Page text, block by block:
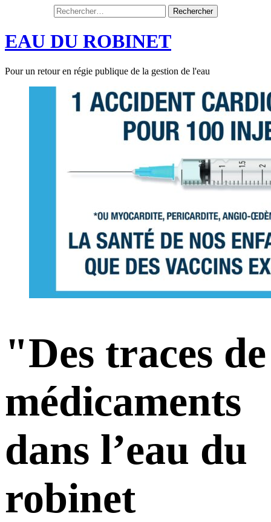
Rechercher :
au
contenu
EAU DU ROBINET
Pour un retour en régie publique de la gestion de l'eau
"Des traces de
médicaments
dans l’eau du
robinet